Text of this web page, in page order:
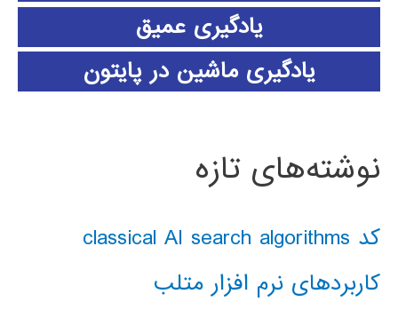
یادگیری عمیق
یادگیری ماشین در پایتون
نوشته‌های تازه
کد classical AI search algorithms
کاربردهای نرم افزار متلب